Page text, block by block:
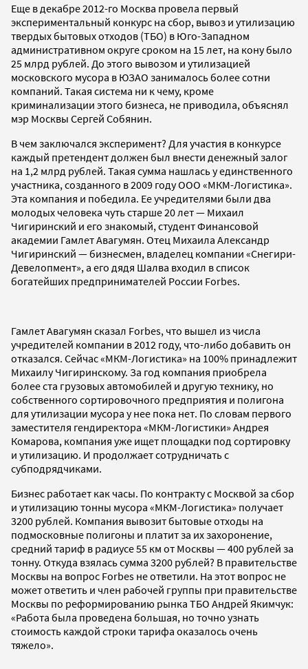
Еще в декабре 2012-го Москва провела первый
экспериментальный конкурс на сбор, вывоз и утилизацию
твердых бытовых отходов (ТБО) в Юго-Западном
административном округе сроком на 15 лет, на кону было
25 млрд рублей. До этого вывозом и утилизацией
московского мусора в ЮЗАО занималось более сотни
компаний. Такая система ни к чему, кроме
криминализации этого бизнеса, не приводила, объяснял
мэр Москвы Сергей Собянин.
В чем заключался эксперимент? Для участия в конкурсе
каждый претендент должен был внести денежный залог
на 1,2 млрд рублей. Такая сумма нашлась у единственного
участника, созданного в 2009 году ООО «МКМ-Логистика».
Эта компания и победила. Ее учредителями были два
молодых человека чуть старше 20 лет — Михаил
Чигиринский и его знакомый, студент Финансовой
академии Гамлет Авагумян. Отец Михаила Александр
Чигиринский — бизнесмен, владелец компании «Снегири-
Девелопмент», а его дядя Шалва входил в список
богатейших предпринимателей России Forbes.
Гамлет Авагумян сказал Forbes, что вышел из числа
учредителей компании в 2012 году, что-либо добавить он
отказался. Сейчас «МКМ-Логистика» на 100% принадлежит
Михаилу Чигиринскому. За год компания приобрела
более ста грузовых автомобилей и другую технику, но
собственного сортировочного предприятия и полигона
для утилизации мусора у нее пока нет. По словам первого
заместителя гендиректора «МКМ-Логистики» Андрея
Комарова, компания уже ищет площадки под сортировку
и утилизацию. И продолжает сотрудничать с
субподрядчиками.
Бизнес работает как часы. По контракту с Москвой за сбор
и утилизацию тонны мусора «МКМ-Логистика» получает
3200 рублей. Компания вывозит бытовые отходы на
подмосковные полигоны и платит за их захоронение,
средний тариф в радиусе 55 км от Москвы — 400 рублей за
тонну. Откуда взялась сумма 3200 рублей? В правительстве
Москвы на вопрос Forbes не ответили. На этот вопрос не
может ответить и член рабочей группы при правительстве
Москвы по реформированию рынка ТБО Андрей Якимчук:
«Работа была проведена большая, но точно узнать
стоимость каждой строки тарифа оказалось очень
тяжело».